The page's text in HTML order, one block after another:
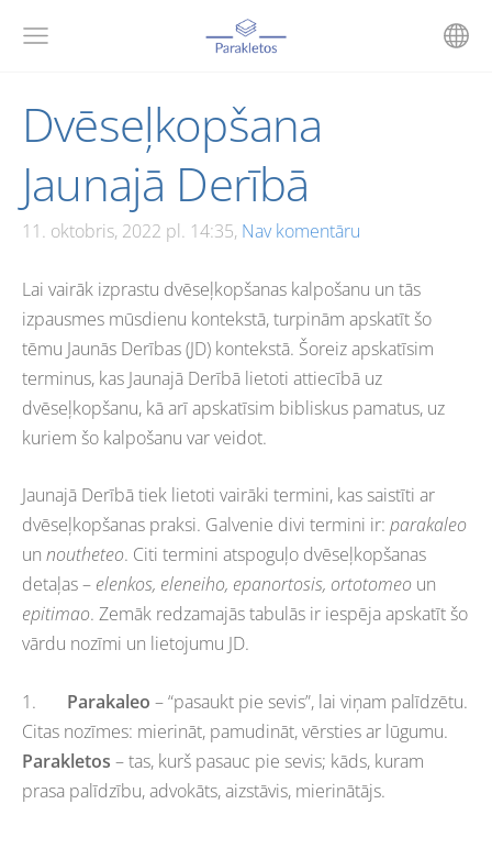
Dvēseļkopšana
Jaunajā Derībā
11. oktobris, 2022 pl. 14:35, Nav komentāru
Lai vairāk izprastu dvēseļkopšanas kalpošanu un tās
izpausmes mūsdienu kontekstā, turpinām apskatīt šo
tēmu Jaunās Derības (JD) kontekstā. Šoreiz apskatīsim
terminus, kas Jaunajā Derībā lietoti attiecībā uz
dvēseļkopšanu, kā arī apskatīsim bibliskus pamatus, uz
kuriem šo kalpošanu var veidot.
Jaunajā Derībā tiek lietoti vairāki termini, kas saistīti ar
dvēseļkopšanas praksi. Galvenie divi termini ir: parakaleo
un noutheteo. Citi termini atspoguļo dvēseļkopšanas
detaļas – elenkos, eleneiho, epanortosis, ortotomeo un
epitimao. Zemāk redzamajās tabulās ir iespēja apskatīt šo
vārdu nozīmi un lietojumu JD.
1. Parakaleo – “pasaukt pie sevis”, lai viņam palīdzētu.
Citas nozīmes: mierināt, pamudināt, vērsties ar lūgumu.
Parakletos – tas, kurš pasauc pie sevis; kāds, kuram
prasa palīdzību, advokāts, aizstāvis, mierinātājs.